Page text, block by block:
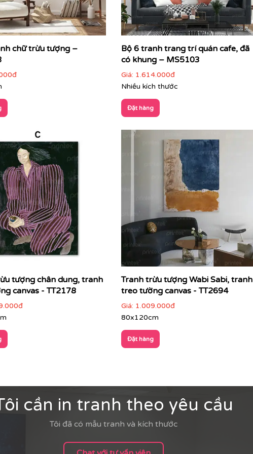
ngay từ cái nhìn đầu tiên
kích thước
cách riêng
chữ trừu tượng –
Bộ 6 tranh trang trí quán cafe, đã
có khung – MS5103
Giá: 1.614.000đ
Nhiều kích thước
Đặt hàng
tượng chân dung, tranh
canvas - TT2178
Tranh trừu tượng Wabi Sabi, tranh
treo tường canvas - TT2694
Giá: 1.009.000đ
80x120cm
Đặt hàng
cần in tranh theo yêu cầu
Tôi đã có mẫu tranh và kích thước